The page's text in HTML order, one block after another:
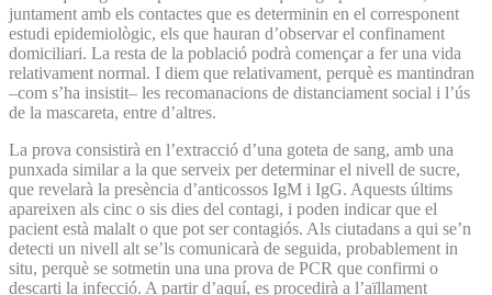
juntament amb els contactes que es determinin en el corresponent
estudi epidemiològic, els que hauran d’observar el confinament
domiciliari. La resta de la població podrà començar a fer una vida
relativament normal. I diem que relativament, perquè es mantindran
–com s’ha insistit– les recomanacions de distanciament social i l’ús
de la mascareta, entre d’altres.
La prova consistirà en l’extracció d’una goteta de sang, amb una
punxada similar a la que serveix per determinar el nivell de sucre,
que revelarà la presència d’anticossos IgM i IgG. Aquests últims
apareixen als cinc o sis dies del contagi, i poden indicar que el
pacient està malalt o que pot ser contagiós. Als ciutadans a qui se’n
detecti un nivell alt se’ls comunicarà de seguida, probablement in
situ, perquè se sotmetin una una prova de PCR que confirmi o
descarti la infecció. A partir d’aquí, es procedirà a l’aïllament